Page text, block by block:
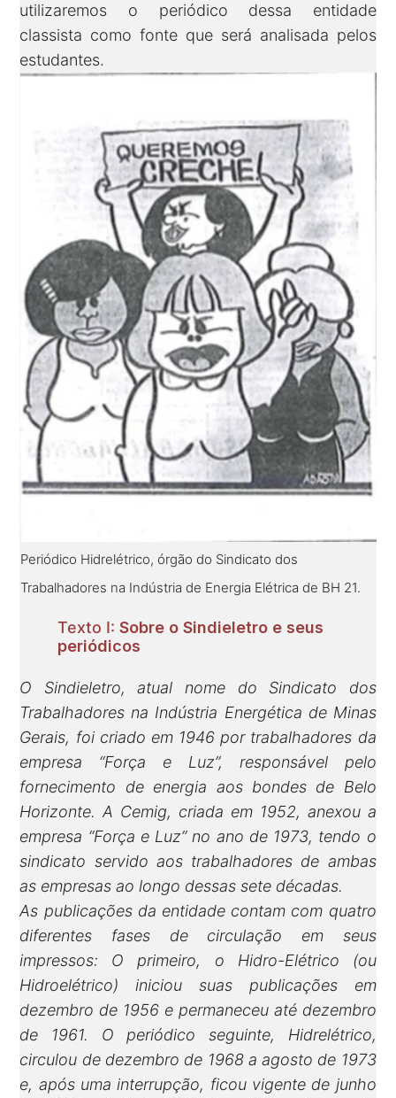
utilizaremos o periódico dessa entidade
classista como fonte que será analisada pelos
estudantes.
Periódico Hidrelétrico, órgão do Sindicato dos
Trabalhadores na Indústria de Energia Elétrica de BH 21.
Texto I:Sobre o Sindieletro e seus
periódicos
O Sindieletro, atual nome do Sindicato dos
Trabalhadores na Indústria Energética de Minas
Gerais, foi criado em 1946 por trabalhadores da
empresa “Força e Luz”, responsável pelo
fornecimento de energia aos bondes de Belo
Horizonte. A Cemig, criada em 1952, anexou a
empresa “Força e Luz” no ano de 1973, tendo o
sindicato servido aos trabalhadores de ambas
as empresas ao longo dessas sete décadas.
As publicações da entidade contam com quatro
diferentes fases de circulação em seus
impressos: O primeiro, o Hidro-Elétrico (ou
Hidroelétrico) iniciou suas publicações em
dezembro de 1956 e permaneceu até dezembro
de 1961. O periódico seguinte, Hidrelétrico,
circulou de dezembro de 1968 a agosto de 1973
e, após uma interrupção, ficou vigente de junho